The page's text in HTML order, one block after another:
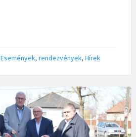
Események, rendezvények, Hírek